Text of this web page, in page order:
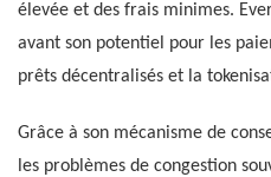
élevée et des frais minimes.
avant son potentiel pour les
prêts décentralisés et la
Grâce à son mécanisme de
les problèmes de congestion